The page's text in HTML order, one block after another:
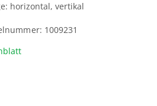
horizontal, vertikal
1009231